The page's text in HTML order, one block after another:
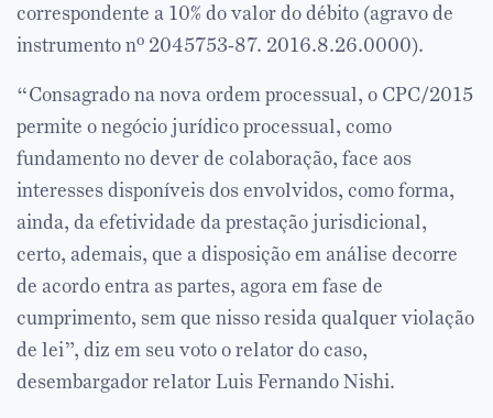
correspondente a 10% do valor do débito (agravo de
instrumento nº 2045753-87. 2016.8.26.0000).
“Consagrado na nova ordem processual, o CPC/2015
permite o negócio jurídico processual, como
fundamento no dever de colaboração, face aos
interesses disponíveis dos envolvidos, como forma,
ainda, da efetividade da prestação jurisdicional,
certo, ademais, que a disposição em análise decorre
de acordo entra as partes, agora em fase de
cumprimento, sem que nisso resida qualquer violação
de lei”, diz em seu voto o relator do caso,
desembargador relator Luis Fernando Nishi.